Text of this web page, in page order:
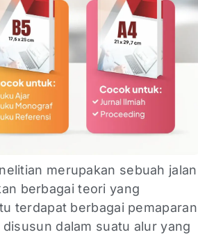
merupakan sebuah jalan
berbagai teori yang
terdapat berbagai pemaparan
dalam suatu alur yang